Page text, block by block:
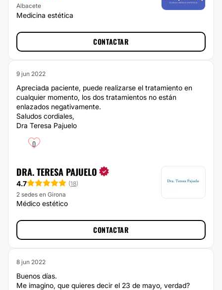
Albacete
Medicina estética
CONTACTAR
9 jun 2022
Apreciada paciente, puede realizarse el tratamiento en
cualquier momento, los dos tratamientos no están
enlazados negativamente.
Saludos cordiales,
Dra Teresa Pajuelo
0
DRA. TERESA PAJUELO
4.7 (18)
2 sedes en Girona
Médico estético
CONTACTAR
8 jun 2022
Buenos días.
Me imagino, que quieres decir el 23 de mayo, verdad?